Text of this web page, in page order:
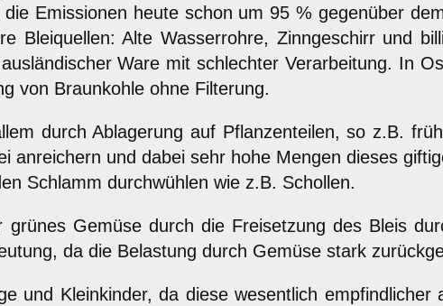
die Emissionen heute schon um 95 % gegenüber
Bleiquellen: Alte Wasserrohre, Zinngeschirr und
Ware mit schlechter Verarbeitung. In
von Braunkohle ohne Filterung.
durch Ablagerung auf Pflanzenteilen, so z.B.
anreichern und dabei sehr hohe Mengen dieses
Schlamm durchwühlen wie z.B. Schollen.
Gemüse durch die Freisetzung des Bleis
da die Belastung durch Gemüse stark
und Kleinkinder, da diese wesentlich